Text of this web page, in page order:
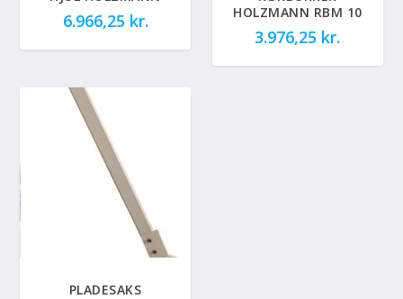
6.966,25 kr.
HOLZMANN RBM 10
3.976,25 kr.
PLADESAKS